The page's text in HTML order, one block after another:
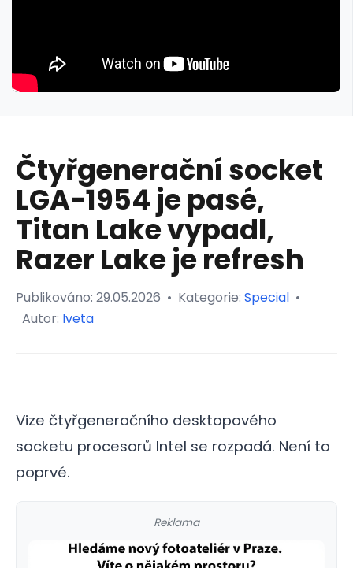
Čtyřgenerační socket
LGA-1954 je pasé,
Titan Lake vypadl,
Razer Lake je refresh
Publikováno: 29.05.2026 • Kategorie: Special •
Autor: Iveta
Vize čtyřgeneračního desktopového
socketu procesorů Intel se rozpadá. Není to
poprvé.
Reklama